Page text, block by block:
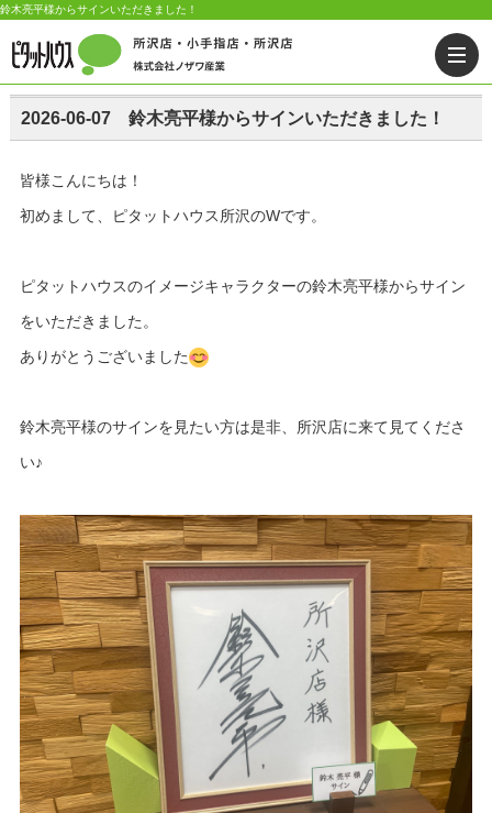
鈴木亮平様からサインいただきました！
2026-06-07 鈴木亮平様からサインいただきました！
皆様こんにちは！
初めまして、ピタットハウス所沢のWです。
ピタットハウスのイメージキャラクターの鈴木亮平様からサイン
をいただきました。
ありがとうございました
鈴木亮平様のサインを見たい方は是非、所沢店に来て見てくださ
い♪